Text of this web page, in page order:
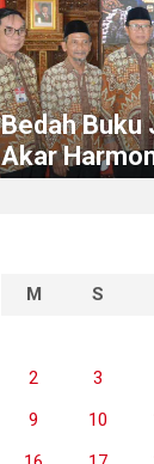
Bedah Buku
Akar
M S
2
3
9
10